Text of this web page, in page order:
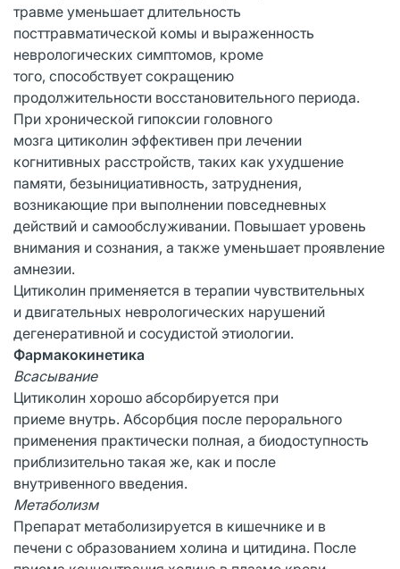
травме уменьшает длительность
посттравматической комы и выраженность
неврологических симптомов, кроме
того, способствует сокращению
продолжительности восстановительного периода.
При хронической гипоксии головного
мозга цитиколин эффективен при лечении
когнитивных расстройств, таких как ухудшение
памяти, безынициативность, затруднения,
возникающие при выполнении повседневных
действий и самообслуживании. Повышает уровень
внимания и сознания, а также уменьшает проявление
амнезии.
Цитиколин применяется в терапии чувствительных
и двигательных неврологических нарушений
дегенеративной и сосудистой этиологии.
Фармакокинетика
Всасывание
Цитиколин хорошо абсорбируется при
приеме внутрь. Абсорбция после перорального
применения практически полная, а биодоступность
приблизительно такая же, как и после
внутривенного введения.
Метаболизм
Препарат метаболизируется в кишечнике и в
печени с образованием холина и цитидина. После